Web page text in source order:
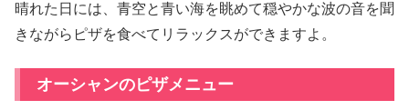
晴れた日には、青空と青い海を眺めて穏やかな波の音を聞
きながらピザを食べてリラックスができますよ。
オーシャンのピザメニュー